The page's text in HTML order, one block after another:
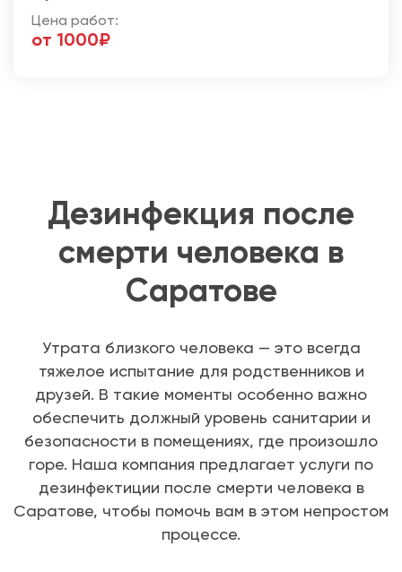
Цена работ:
от 1000₽
Дезинфекция после
смерти человека в
Саратове
Утрата близкого человека — это всегда
тяжелое испытание для родственников и
друзей. В такие моменты особенно важно
обеспечить должный уровень санитарии и
безопасности в помещениях, где произошло
горе. Наша компания предлагает услуги по
дезинфектиции после смерти человека в
Саратове, чтобы помочь вам в этом непростом
процессе.